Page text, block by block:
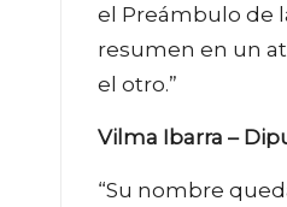
el Preámbulo de
resumen en un
el otro.”
Vilma Ibarra –
“Su nombre